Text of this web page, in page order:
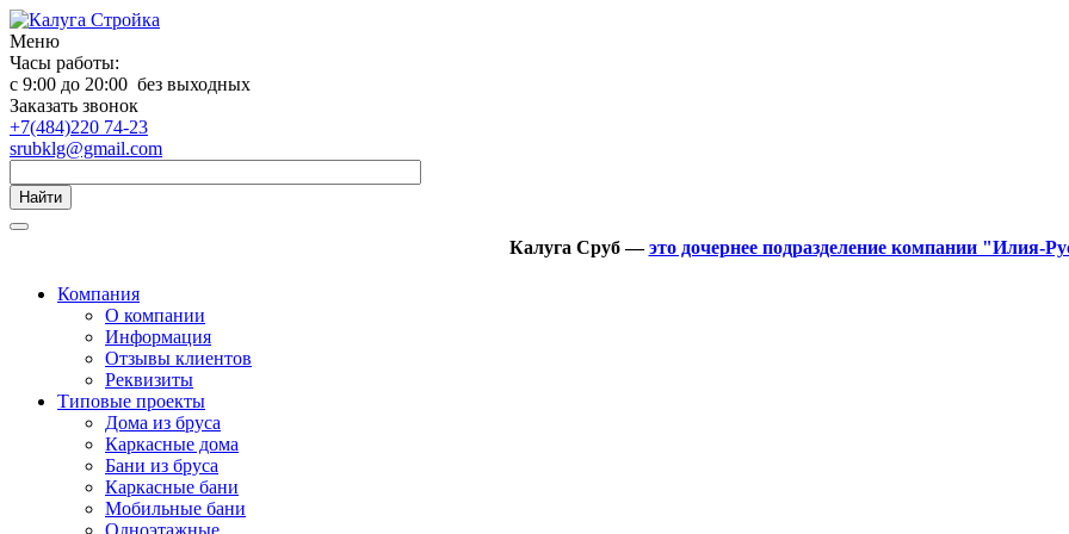
Меню
Часы работы:
с 9:00 до 20:00 без выходных
Заказать звонок
+7(484)220 74-23
srubklg@gmail.com
Найти
Калуга Сруб —это дочернее подразделение компании "Илия-
Компания
О компании
Информация
Отзывы клиентов
Реквизиты
Типовые проекты
Дома из бруса
Каркасные дома
Бани из бруса
Каркасные бани
Мобильные бани
Одноэтажные